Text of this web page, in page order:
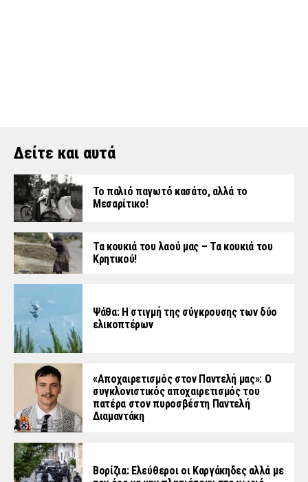
Δείτε και αυτά
Το παλιό παγωτό κασάτο, αλλά το
Μεσαρίτικο!
Τα κουκιά του λαού μας – Τα κουκιά του
Κρητικού!
Ψάθα: Η στιγμή της σύγκρουσης των δύο
ελικοπτέρων
«Aποχαιρετισμός στον Παντελή μας»: Ο
συγκλονιστικός αποχαιρετισμός του
πατέρα στον πυροσβέστη Παντελή
Διαμαντάκη
Βορίζια: Ελεύθεροι οι Καργάκηδες αλλά με